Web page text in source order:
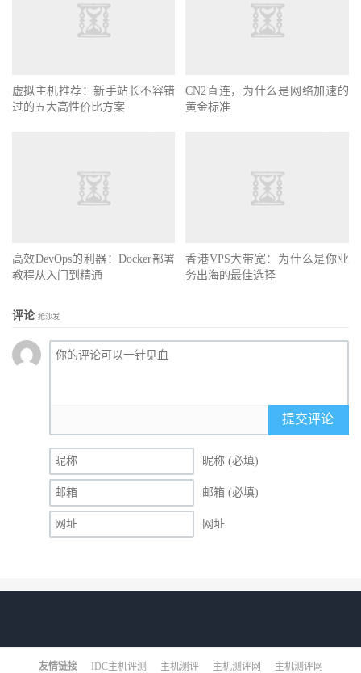
虚拟主机推荐：新手站长不容错
过的五大高性价比方案
CN2直连，为什么是网络加速的
黄金标准
高效DevOps的利器：Docker部署
教程从入门到精通
香港VPS大带宽：为什么是你业
务出海的最佳选择
评论 抢沙发
提交评论
昵称 (必填)
邮箱 (必填)
网址
友情链接 IDC主机评测 主机测评 主机测评网 主机测评网